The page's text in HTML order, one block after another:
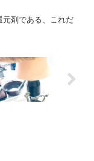
剤である、これだ